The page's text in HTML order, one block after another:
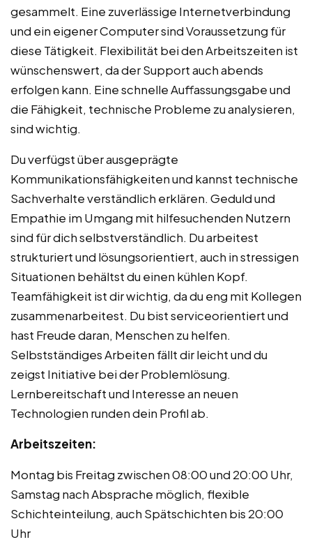
gesammelt. Eine zuverlässige Internetverbindung
und ein eigener Computer sind Voraussetzung für
diese Tätigkeit. Flexibilität bei den Arbeitszeiten ist
wünschenswert, da der Support auch abends
erfolgen kann. Eine schnelle Auffassungsgabe und
die Fähigkeit, technische Probleme zu analysieren,
sind wichtig.
Du verfügst über ausgeprägte
Kommunikationsfähigkeiten und kannst technische
Sachverhalte verständlich erklären. Geduld und
Empathie im Umgang mit hilfesuchenden Nutzern
sind für dich selbstverständlich. Du arbeitest
strukturiert und lösungsorientiert, auch in stressigen
Situationen behältst du einen kühlen Kopf.
Teamfähigkeit ist dir wichtig, da du eng mit Kollegen
zusammenarbeitest. Du bist serviceorientiert und
hast Freude daran, Menschen zu helfen.
Selbstständiges Arbeiten fällt dir leicht und du
zeigst Initiative bei der Problemlösung.
Lernbereitschaft und Interesse an neuen
Technologien runden dein Profil ab.
Arbeitszeiten:
Montag bis Freitag zwischen 08:00 und 20:00 Uhr,
Samstag nach Absprache möglich, flexible
Schichteinteilung, auch Spätschichten bis 20:00
Uhr